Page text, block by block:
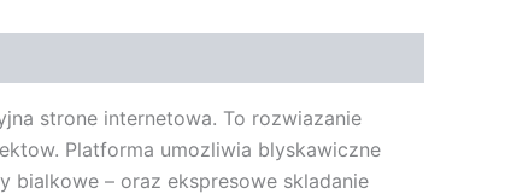
strone internetowa. To rozwiazanie
Platforma umozliwia blyskawiczne
bialkowe – oraz ekspresowe skladanie